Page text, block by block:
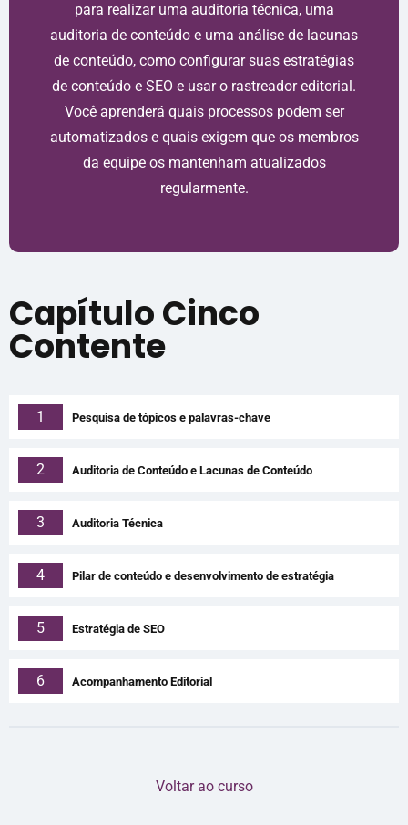
para realizar uma auditoria técnica, uma
auditoria de conteúdo e uma análise de lacunas
de conteúdo, como configurar suas estratégias
de conteúdo e SEO e usar o rastreador editorial.
Você aprenderá quais processos podem ser
automatizados e quais exigem que os membros
da equipe os mantenham atualizados
regularmente.
Capítulo Cinco
Contente
1 Pesquisa de tópicos e palavras-chave
2 Auditoria de Conteúdo e Lacunas de Conteúdo
3 Auditoria Técnica
4 Pilar de conteúdo e desenvolvimento de estratégia
5 Estratégia de SEO
6 Acompanhamento Editorial
Voltar ao curso